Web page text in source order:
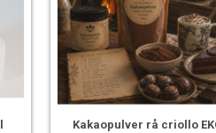
Kakaopulver rå criollo